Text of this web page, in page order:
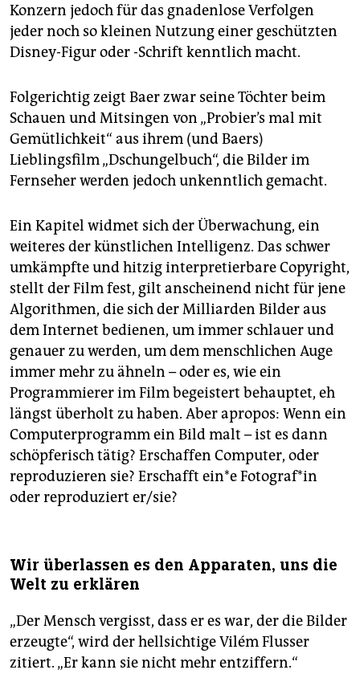
Konzern jedoch für das gnadenlose Verfolgen
jeder noch so kleinen Nutzung einer geschützten
Disney-Figur oder -Schrift kenntlich macht.
Folgerichtig zeigt Baer zwar seine Töchter beim
Schauen und Mitsingen von „Probier’s mal mit
Gemütlichkeit“ aus ihrem (und Baers)
Lieblingsfilm „Dschungelbuch“, die Bilder im
Fernseher werden jedoch unkenntlich gemacht.
Ein Kapitel widmet sich der Überwachung, ein
weiteres der künstlichen Intelligenz. Das schwer
umkämpfte und hitzig interpretierbare Copyright,
stellt der Film fest, gilt anscheinend nicht für jene
Algorithmen, die sich der Milliarden Bilder aus
dem Internet bedienen, um immer schlauer und
genauer zu werden, um dem menschlichen Auge
immer mehr zu ähneln – oder es, wie ein
Programmierer im Film begeistert behauptet, eh
längst überholt zu haben. Aber apropos: Wenn ein
Computerprogramm ein Bild malt – ist es dann
schöpferisch tätig? Erschaffen Computer, oder
reproduzieren sie? Erschafft ein*e Fotograf*in
oder reproduziert er/sie?
Wir überlassen es den Apparaten, uns die
Welt zu erklären
„Der Mensch vergisst, dass er es war, der die Bilder
erzeugte“, wird der hellsichtige Vilém Flusser
zitiert. „Er kann sie nicht mehr entziffern.“